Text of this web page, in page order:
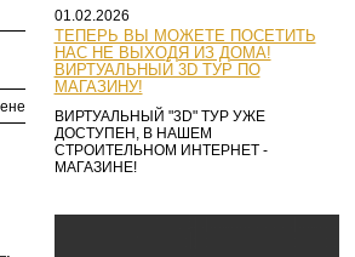
01.02.2026
ТЕПЕРЬ ВЫ МОЖЕТЕ ПОСЕТИТЬ
НАС НЕ ВЫХОДЯ ИЗ ДОМА!
ВИРТУАЛЬНЫЙ 3D ТУР ПО
МАГАЗИНУ!
ВИРТУАЛЬНЫЙ "3D" ТУР УЖЕ
ДОСТУПЕН, В НАШЕМ
СТРОИТЕЛЬНОМ ИНТЕРНЕТ -
МАГАЗИНЕ!